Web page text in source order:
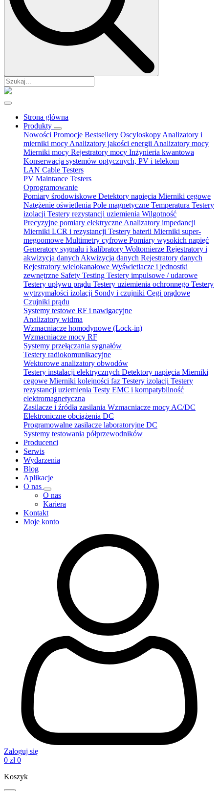
Strona główna
Produkty
Nowości Promocje Bestsellery Oscyloskopy Analizatory i
mierniki mocy Analizatory jakości energii Analizatory mocy
Mierniki mocy Rejestratory mocy Inżynieria kwantowa
Konserwacja systemów optycznych, PV i telekom
LAN Cable Testers
PV Maintance Testers
Oprogramowanie
Pomiary środowiskowe Detektory napięcia Mierniki cęgowe
Natężenie oświetlenia Pole magnetyczne Temperatura Testery
izolacji Testery rezystancji uziemienia Wilgotność
Precyzyjne pomiary elektryczne Analizatory impedancji
Mierniki LCR i rezystancji Testery baterii Mierniki super-
megoomowe Multimetry cyfrowe Pomiary wysokich napięć
Generatory sygnału i kalibratory Woltomierze Rejestratory i
akwizycja danych Akwizycja danych Rejestratory danych
Rejestratory wielokanałowe Wyświetlacze i jednostki
zewnętrzne Safety Testing Testery impulsowe / udarowe
Testery upływu prądu Testery uziemienia ochronnego Testery
wytrzymałości izolacji Sondy i czujniki Cęgi prądowe
Czujniki prądu
Systemy testowe RF i nawigacyjne
Analizatory widma
Wzmacniacze homodynowe (Lock‑in)
Wzmacniacze mocy RF
Systemy przełączania sygnałów
Testery radiokomunikacyjne
Wektorowe analizatory obwodów
Testery instalacji elektrycznych Detektory napięcia Mierniki
cęgowe Mierniki kolejności faz Testery izolacji Testery
rezystancji uziemienia Testy EMC i kompatybilność
elektromagnetyczna
Zasilacze i źródła zasilania Wzmacniacze mocy AC/DC
Elektroniczne obciążenia DC
Programowalne zasilacze laboratoryjne DC
Systemy testowania półprzewodników
Producenci
Serwis
Wydarzenia
Blog
Aplikacje
O nas
O nas
Kariera
Kontakt
Moje konto
Zaloguj się
0 zł 0
Koszyk